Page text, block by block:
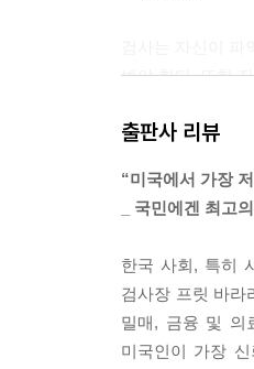
봐야 한다. 또한
피고인 측 변호인
것은 한 사람의
거나 항소법원에
르고 공정하게
야 한다. 한번 엎
--- p.183
출판사 리뷰
“미국에서 가장
_ 국민에겐 최고
한국 사회, 특히
검사장 프릿 바라
밀매, 금융 및 의
미국인이 가장